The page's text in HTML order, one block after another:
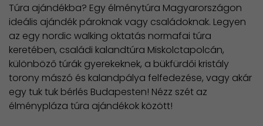
Túra ajándékba? Egy élménytúra Magyarországon
ideális ajándék pároknak vagy családoknak. Legyen
az egy nordic walking oktatás normafai túra
keretében, családi kalandtúra Miskolctapolcán,
különböző túrák gyerekeknek, a bükfürdői kristály
torony mászó és kalandpálya felfedezése, vagy akár
egy tuk tuk bérlés Budapesten! Nézz szét az
élménypláza túra ajándékok között!